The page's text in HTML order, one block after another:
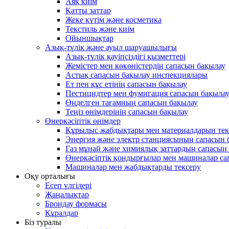
Қатты заттар
Жеке күтім және косметика
Текстиль және киім
Ойыншықтар
Азық-түлік және ауыл шаруашылығы
Азық-түлік қауіпсіздігі қызметтері
Жемістер мен көкөністердің сапасын бақылау
Астық сапасын бақылау инспекциялары
Ет пен құс етінің сапасын бақылау
Пестицидтер мен фумигация сапасын бақылау
Өңделген тағамның сапасын бақылау
Теңіз өнімдерінің сапасын бақылау
Өнеркәсіптік өнімдер
Құрылыс жабдықтары мен материалдарын
Энергия және электр станциясының сапасын
Газ мұнай және химиялық заттардың сапасын
Өнеркәсіптік қондырғылар мен машиналар
Машиналар мен жабдықтарды тексеру
Оқу орталығы
Есеп үлгілері
Жаңалықтар
Брондау формасы
Құралдар
Біз туралы